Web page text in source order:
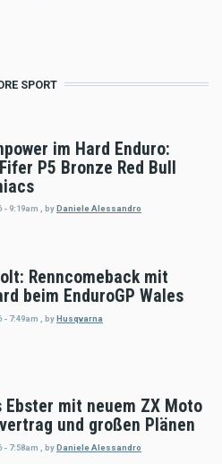
SPORT
im Hard Enduro:
P5 Bronze Red Bull
- 9:19am byDaniele Alessandro
Renncomeback mit
beim EnduroGP Wales
- 7:49am byHusqvarna
Ebster mit neuem ZX Moto
und großen Plänen
- 7:58am byDaniele Alessandro